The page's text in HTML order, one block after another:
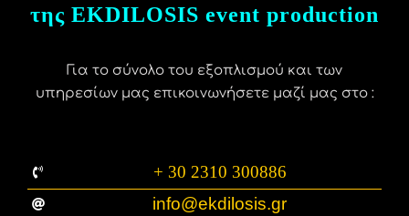
της EKDILOSIS event production
Για το σύνολο του εξοπλισμού και των
υπηρεσίων μας επικοινωνήσετε μαζί μας στο :
+ 30 2310 300886
info@ekdilosis.gr